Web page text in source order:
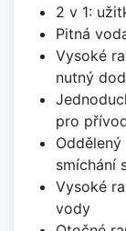
2 v 1:
Pitná
Vysoké
nutný
pro
smíchání
Vysoké
vody